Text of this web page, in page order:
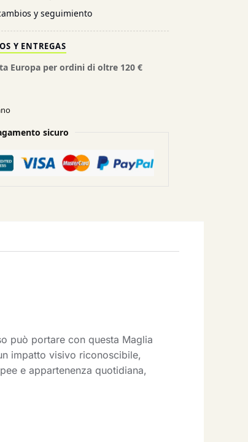
y seguimiento
Y ENTREGAS
Europa per ordini di oltre 120 €
sicuro
può portare con questa Maglia
impatto visivo riconoscibile,
e appartenenza quotidiana,